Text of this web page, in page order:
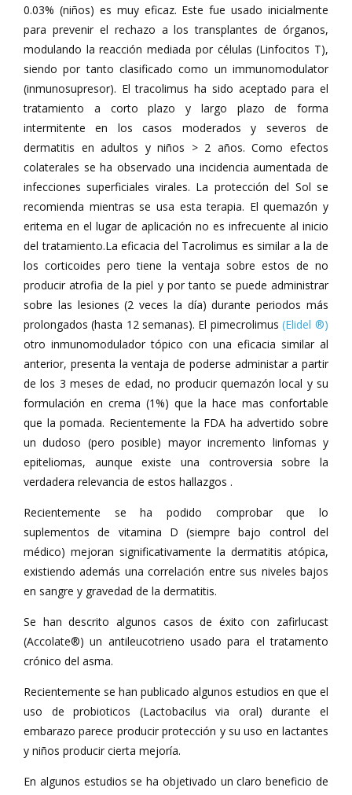
0.03% (niños) es muy eficaz. Este fue usado inicialmente
para prevenir el rechazo a los transplantes de órganos,
modulando la reacción mediada por células (Linfocitos T),
siendo por tanto clasificado como un immunomodulator
(inmunosupresor). El tracolimus ha sido aceptado para el
tratamiento a corto plazo y largo plazo de forma
intermitente en los casos moderados y severos de
dermatitis en adultos y niños > 2 años. Como efectos
colaterales se ha observado una incidencia aumentada de
infecciones superficiales virales. La protección del Sol se
recomienda mientras se usa esta terapia. El quemazón y
eritema en el lugar de aplicación no es infrecuente al inicio
del tratamiento.La eficacia del Tacrolimus es similar a la de
los corticoides pero tiene la ventaja sobre estos de no
producir atrofia de la piel y por tanto se puede administrar
sobre las lesiones (2 veces la día) durante periodos más
prolongados (hasta 12 semanas). El pimecrolimus (Elidel ®)
otro inmunomodulador tópico con una eficacia similar al
anterior, presenta la ventaja de poderse administar a partir
de los 3 meses de edad, no producir quemazón local y su
formulación en crema (1%) que la hace mas confortable
que la pomada. Recientemente la FDA ha advertido sobre
un dudoso (pero posible) mayor incremento linfomas y
epiteliomas, aunque existe una controversia sobre la
verdadera relevancia de estos hallazgos .
Recientemente se ha podido comprobar que lo
suplementos de vitamina D (siempre bajo control del
médico) mejoran significativamente la dermatitis atópica,
existiendo además una correlación entre sus niveles bajos
en sangre y gravedad de la dermatitis.
Se han descrito algunos casos de éxito con zafirlucast
(Accolate®) un antileucotrieno usado para el tratamento
crónico del asma.
Recientemente se han publicado algunos estudios en que el
uso de probioticos (Lactobacilus via oral) durante el
embarazo parece producir protección y su uso en lactantes
y niños producir cierta mejoría.
En algunos estudios se ha objetivado un claro beneficio de